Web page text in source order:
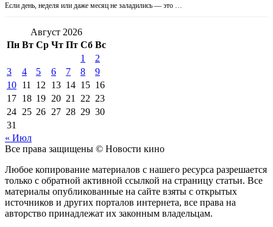
Если день, неделя или даже месяц не заладились — это …
Август 2026
Пн Вт Ср Чт Пт Сб Вс
1
2
3
4 5 6 7 8
9
10 11 12 13 14 15 16
17 18 19 20 21 22 23
24 25 26 27 28 29 30
31
« Июл
Все права защищены © Новости кино
Любое копирование материалов с нашего ресурса разрешается
только с обратной активной ссылкой на страницу статьи. Все
материалы опубликованные на сайте взяты с открытых
источников и других порталов интернета, все права на
авторство принадлежат их законным владельцам.